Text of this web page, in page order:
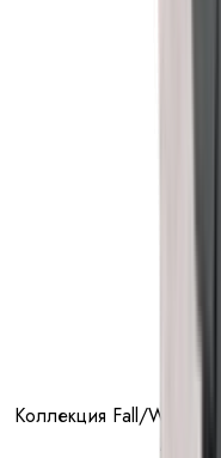
Коллекция Fall/